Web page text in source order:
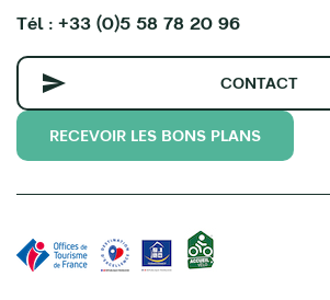
Tél : +33 (0)5 58 78 20 96
CONTACT
RECEVOIR LES BONS PLANS